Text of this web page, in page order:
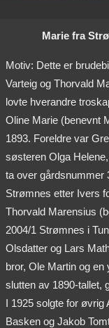
Marie fra
Motiv: Dette er
Varteig og Thorvald
lovte hverandre
Oline Marie (benevnt
1893. Foreldre var
søsteren Olga
ta over gårdsnummer
Strømnes etter Ivers
Thorvald Marensius
2004/1 Strømnes i
Olsdatter og Lars
bror, Ole Martin og
slutten av 1890-tallet,
I 1925 solgte for øvrig
Basken og Jakob